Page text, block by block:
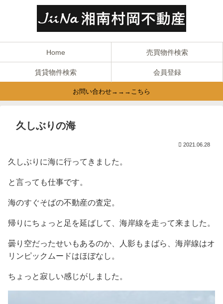
Home 売買物件検索
賃貸物件検索 会員登録
お問い合わせ→→→こちら
久しぶりの海
2021.06.28
久しぶりに海に行ってきました。
と言っても仕事です。
海のすぐそばの不動産の査定。
帰りにちょっと足を延ばして、海岸線を走って来ました。
曇り空だったせいもあるのか、人影もまばら、海岸線はオ
リンピックムードはほぼなし。
ちょっと寂しい感じがしました。